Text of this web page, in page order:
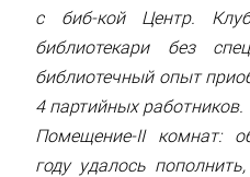
с биб-кой Центр.
библиотекари без
библиотечный опыт
4 партийных работников.
Помещение-II комнат:
году удалось